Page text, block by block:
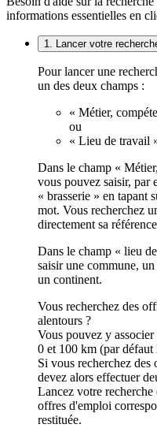
informations essentielles en
1. Lancer votre
Pour lancer une
un des deux champs :
« Métier,
ou
« Lieu de travail
Dans le champ «
vous pouvez saisir, par
« brasserie » en tapant
mot. Vous recherchez
directement sa
Dans le champ « lieu
saisir une commune,
un continent.
Vous recherchez des
alentours ?
Vous pouvez y
0 et 100 km (par défaut
Si vous recherchez des
devez alors effectuer
Lancez votre
offres d'emploi
restituée.